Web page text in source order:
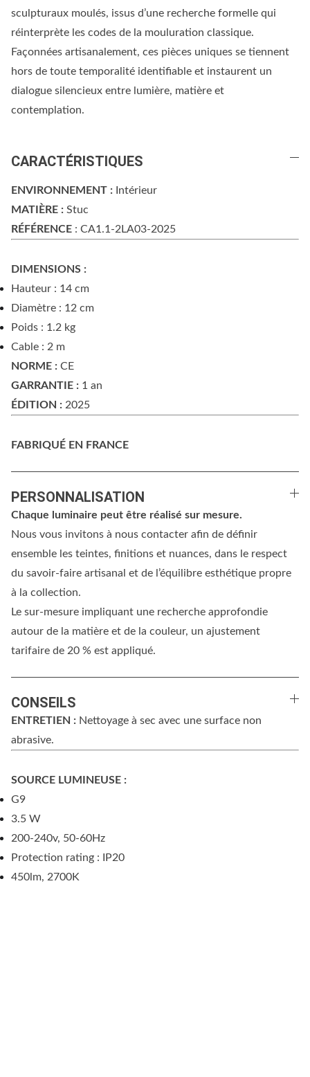
sculpturaux moulés, issus d’une recherche formelle qui
réinterprète les codes de la mouluration classique.
Façonnées artisanalement, ces pièces uniques se tiennent
hors de toute temporalité identifiable et instaurent un
dialogue silencieux entre lumière, matière et
contemplation.
CARACTÉRISTIQUES
ENVIRONNEMENT : Intérieur
MATIÈRE : Stuc
RÉFÉRENCE : CA1.1-2LA03-2025
DIMENSIONS :
Hauteur : 14 cm
Diamètre : 12 cm
Poids : 1.2 kg
Cable : 2 m
NORME : CE
GARRANTIE : 1 an
ÉDITION : 2025
FABRIQUÉ EN FRANCE
PERSONNALISATION
Chaque luminaire peut être réalisé sur mesure.
Nous vous invitons à nous contacter afin de définir
ensemble les teintes, finitions et nuances, dans le respect
du savoir-faire artisanal et de l’équilibre esthétique propre
à la collection.
Le sur-mesure impliquant une recherche approfondie
autour de la matière et de la couleur, un ajustement
tarifaire de 20 % est appliqué.
CONSEILS
ENTRETIEN : Nettoyage à sec avec une surface non
abrasive.
SOURCE LUMINEUSE :
G9
3.5 W
200-240v, 50-60Hz
Protection rating : IP20
450lm, 2700K